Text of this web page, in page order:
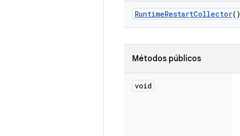
RuntimeRestartCollector()
Métodos públicos
void